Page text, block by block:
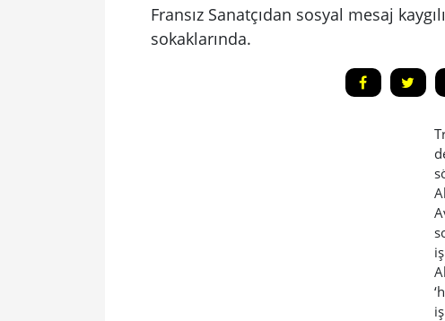
Fransız Sanatçıdan sosyal mesaj
sokaklarında.